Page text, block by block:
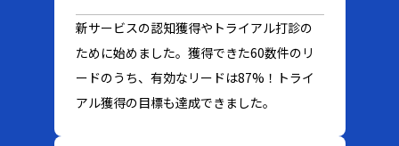
新サービスの認知獲得やトライアル打診の
ために始めました。獲得できた60数件のリ
ードのうち、有効なリードは87%！トライ
アル獲得の目標も達成できました。